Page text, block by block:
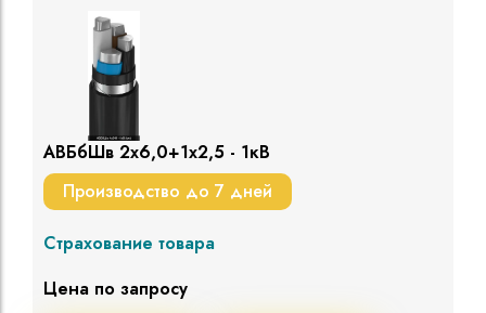
АВБбШв 2х6,0+1х2,5 - 1кВ
Производство до 7 дней
Страхование товара
Цена по запросу